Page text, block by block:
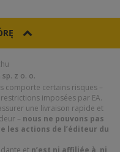
sp. z o. o.
comporte certains risques –
imposées par EA.
une livraison rapide et
– nous ne pouvons pas
actions de l’éditeur du
et n’est ni affiliée à, ni